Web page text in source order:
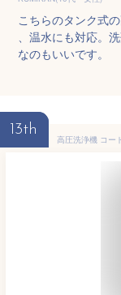
こちらのタンク式
、温水にも対応。
なのもいいです。
13th